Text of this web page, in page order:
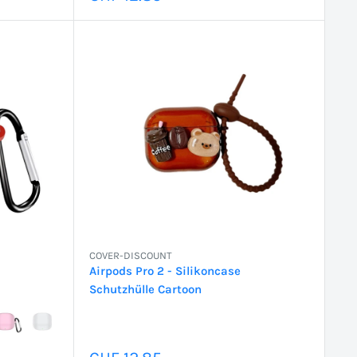
COVER-DISCOUNT
Airpods Pro 2 - Silikoncase
Schutzhülle Cartoon